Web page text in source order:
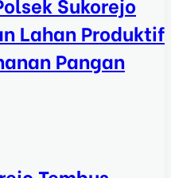
Lahan Produktif
Pangan